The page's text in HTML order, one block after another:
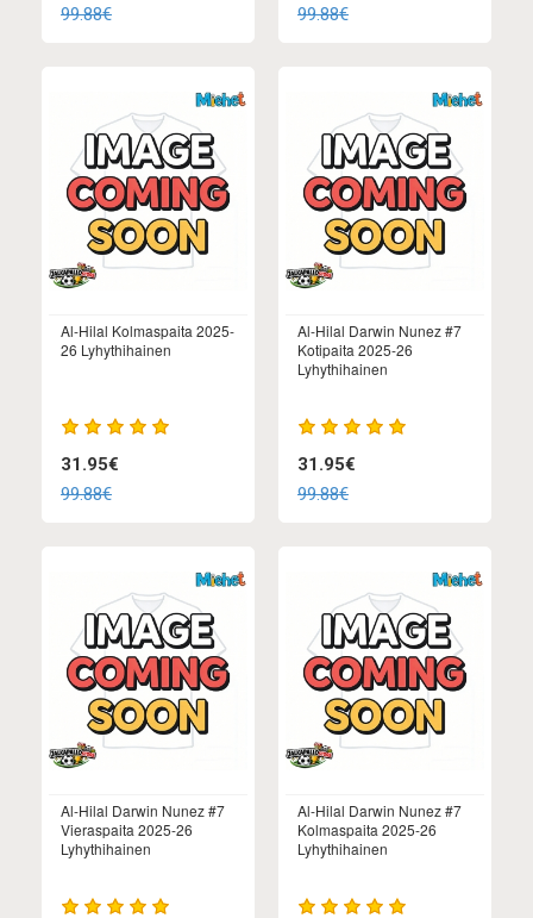
99.88€ 99.88€
Al-Hilal Kolmaspaita 2025-
26 Lyhythihainen
31.95€
99.88€
Al-Hilal Darwin Nunez #7
Kotipaita 2025-26
Lyhythihainen
31.95€
99.88€
Al-Hilal Darwin Nunez #7
Vieraspaita 2025-26
Lyhythihainen
Al-Hilal Darwin Nunez #7
Kolmaspaita 2025-26
Lyhythihainen